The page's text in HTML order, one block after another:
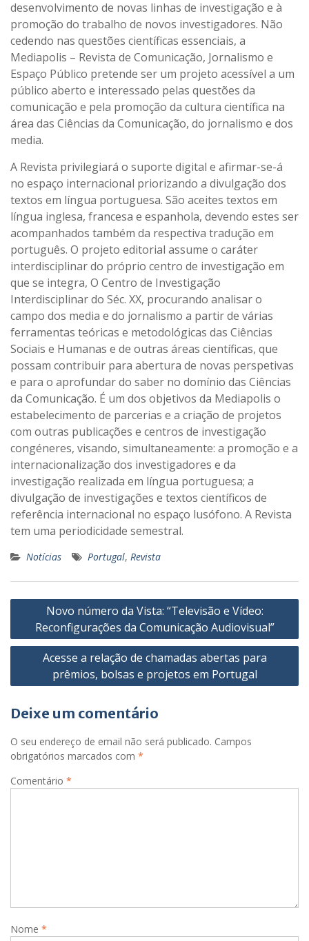
desenvolvimento de novas linhas de investigação e à
promoção do trabalho de novos investigadores. Não
cedendo nas questões científicas essenciais, a
Mediapolis – Revista de Comunicação, Jornalismo e
Espaço Público pretende ser um projeto acessível a um
público aberto e interessado pelas questões da
comunicação e pela promoção da cultura científica na
área das Ciências da Comunicação, do jornalismo e dos
media.
A Revista privilegiará o suporte digital e afirmar-se-á
no espaço internacional priorizando a divulgação dos
textos em língua portuguesa. São aceites textos em
língua inglesa, francesa e espanhola, devendo estes ser
acompanhados também da respectiva tradução em
português. O projeto editorial assume o caráter
interdisciplinar do próprio centro de investigação em
que se integra, O Centro de Investigação
Interdisciplinar do Séc. XX, procurando analisar o
campo dos media e do jornalismo a partir de várias
ferramentas teóricas e metodológicas das Ciências
Sociais e Humanas e de outras áreas científicas, que
possam contribuir para abertura de novas perspetivas
e para o aprofundar do saber no domínio das Ciências
da Comunicação. É um dos objetivos da Mediapolis o
estabelecimento de parcerias e a criação de projetos
com outras publicações e centros de investigação
congéneres, visando, simultaneamente: a promoção e a
internacionalização dos investigadores e da
investigação realizada em língua portuguesa; a
divulgação de investigações e textos científicos de
referência internacional no espaço lusófono. A Revista
tem uma periodicidade semestral.
Notícias Portugal, Revista
Navegação
artigos
Novo número da Vista: “Televisão e Vídeo:
Reconfigurações da Comunicação Audiovisual”
Acesse a relação de chamadas abertas para
prêmios, bolsas e projetos em Portugal
Deixe um comentário
O seu endereço de email não será publicado. Campos
obrigatórios marcados com *
Comentário *
Nome *